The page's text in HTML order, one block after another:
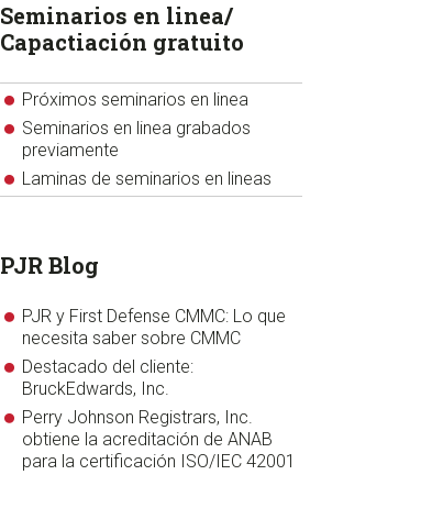
Seminarios en linea/
Capactiación gratuito
Próximos seminarios en linea
Seminarios en linea grabados
previamente
Laminas de seminarios en lineas
PJR Blog
PJR y First Defense CMMC: Lo que
necesita saber sobre CMMC
Destacado del cliente:
BruckEdwards, Inc.
Perry Johnson Registrars, Inc.
obtiene la acreditación de ANAB
para la certificación ISO/IEC 42001